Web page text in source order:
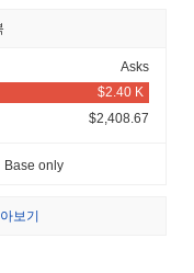
Asks
$2,408.67
Base only
보기